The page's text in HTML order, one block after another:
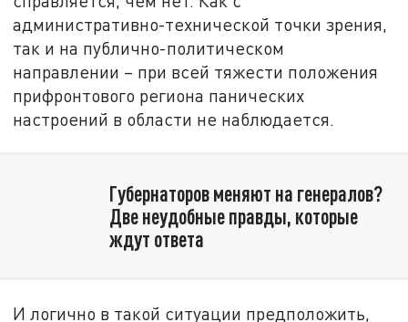
административно-технической точки зрения,
так и на публично-политическом
направлении – при всей тяжести положения
прифронтового региона панических
настроений в области не наблюдается.
Губернаторов меняют на генералов?
Две неудобные правды, которые
ждут ответа
И логично в такой ситуации предположить,